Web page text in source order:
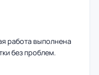
работа выполнена
без проблем.